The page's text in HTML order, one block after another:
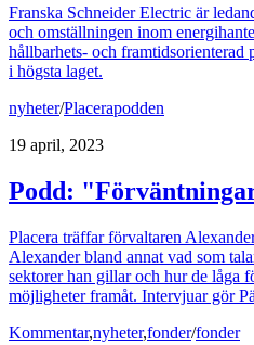
Franska Schneider Electric är
och omställningen inom
hållbarhets- och
i högsta laget.
nyheter/Placerapodden
19 april, 2023
Podd:
Placera träffar förvaltaren
Alexander bland annat vad som
sektorer han gillar och hur de låga
möjligheter framåt. Intervjuar gör
Kommentar,nyheter,fonder/fonder